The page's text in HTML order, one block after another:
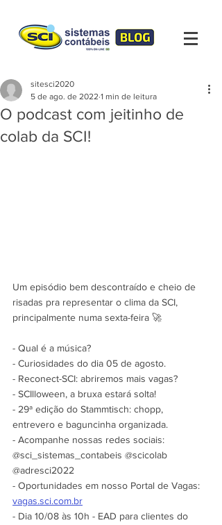
O podcast com jeitinho de
colab da SCI!
sitesci2020
5 de ago. de 2022 1 min de leitura
Um episódio bem descontraído e cheio de
risadas pra representar o clima da SCI,
principalmente numa sexta-feira 🚀
- Qual é a música?
- Curiosidades do dia 05 de agosto.
- Reconect-SCI: abriremos mais vagas?
- SCIlloween, a bruxa estará solta!
- 29ª edição do Stammtisch: chopp,
entrevero e baguncinha organizada.
- Acompanhe nossas redes sociais:
@sci_sistemas_contabeis @scicolab
@adresci2022
- Oportunidades em nosso Portal de Vagas:
vagas.sci.com.br
- Dia 10/08 às 10h - EAD para clientes do